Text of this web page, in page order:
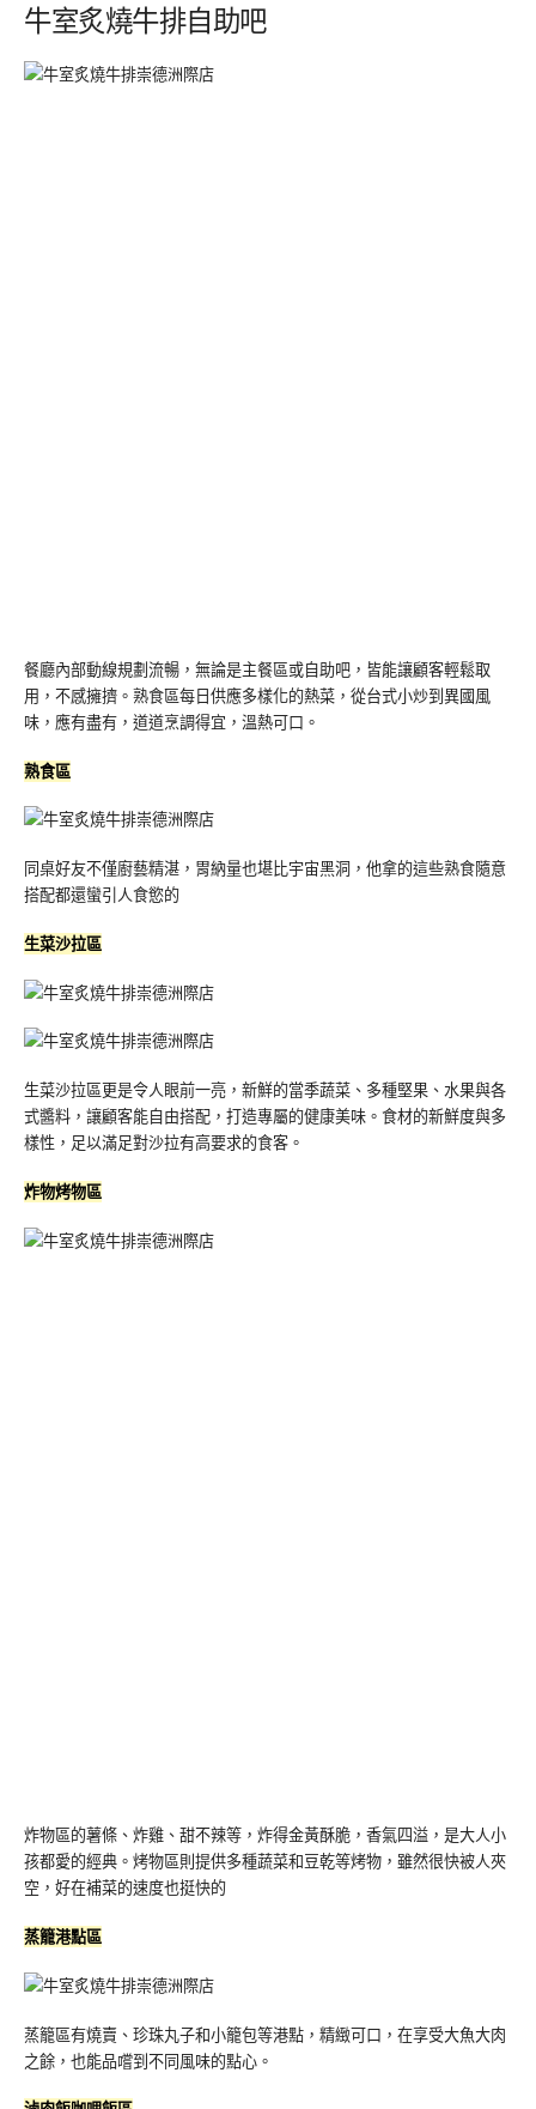
牛室炙燒牛排自助吧
餐廳內部動線規劃流暢，無論是主餐區或自助吧，皆能讓顧客輕鬆取
用，不感擁擠。熟食區每日供應多樣化的熱菜，從台式小炒到異國風
味，應有盡有，道道烹調得宜，溫熱可口。
熟食區
同桌好友不僅廚藝精湛，胃納量也堪比宇宙黑洞，他拿的這些熟食隨意
搭配都還蠻引人食慾的
生菜沙拉區
生菜沙拉區更是令人眼前一亮，新鮮的當季蔬菜、多種堅果、水果與各
式醬料，讓顧客能自由搭配，打造專屬的健康美味。食材的新鮮度與多
樣性，足以滿足對沙拉有高要求的食客。
炸物烤物區
炸物區的薯條、炸雞、甜不辣等，炸得金黃酥脆，香氣四溢，是大人小
孩都愛的經典。烤物區則提供多種蔬菜和豆乾等烤物，雖然很快被人夾
空，好在補菜的速度也挺快的
蒸籠港點區
蒸籠區有燒賣、珍珠丸子和小籠包等港點，精緻可口，在享受大魚大肉
之餘，也能品嚐到不同風味的點心。